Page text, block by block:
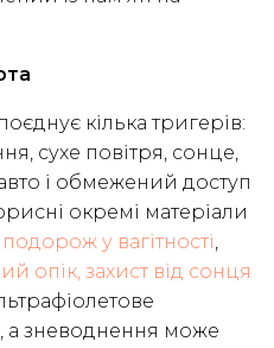
кілька тригерів:
сухе повітря, сонце,
і обмежений доступ
окремі матеріали
у вагітності,
опік, захист від сонця
а зневоднення може